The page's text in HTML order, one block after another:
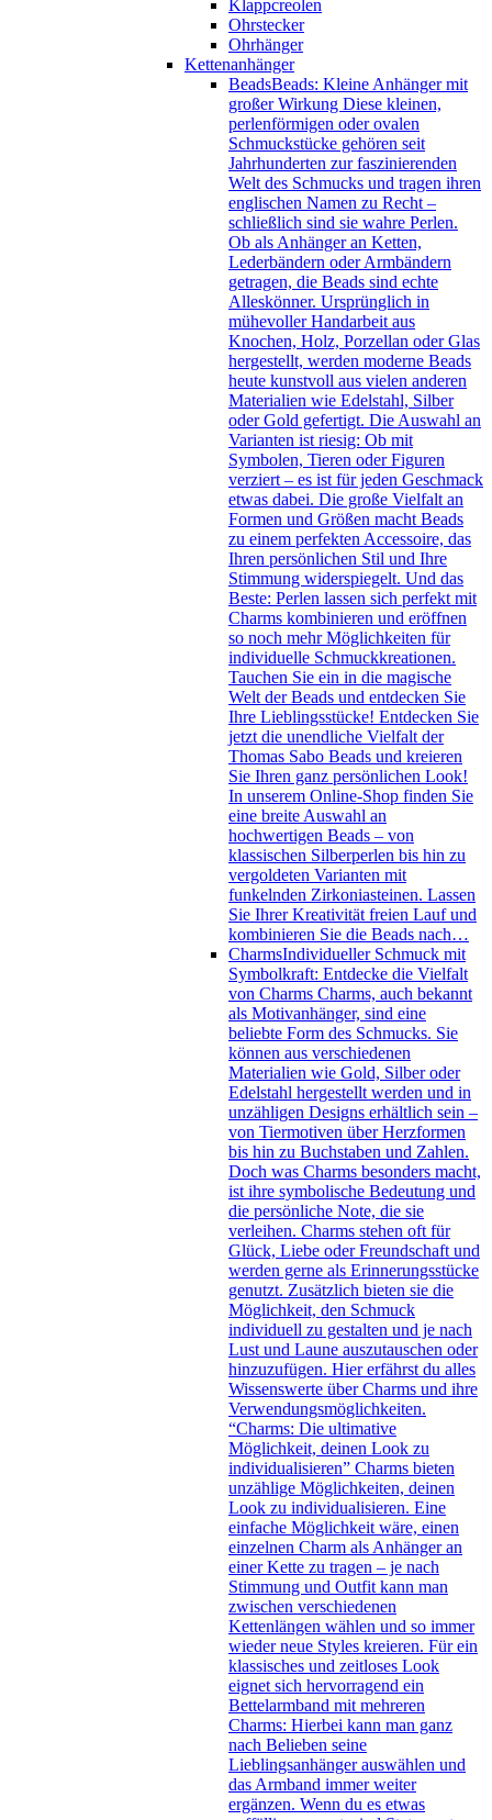
Klappcreolen
Ohrstecker
Ohrhänger
Kettenanhänger
BeadsBeads: Kleine Anhänger mit
großer Wirkung Diese kleinen,
perlenförmigen oder ovalen
Schmuckstücke gehören seit
Jahrhunderten zur faszinierenden
Welt des Schmucks und tragen ihren
englischen Namen zu Recht –
schließlich sind sie wahre Perlen.
Ob als Anhänger an Ketten,
Lederbändern oder Armbändern
getragen, die Beads sind echte
Alleskönner. Ursprünglich in
mühevoller Handarbeit aus
Knochen, Holz, Porzellan oder Glas
hergestellt, werden moderne Beads
heute kunstvoll aus vielen anderen
Materialien wie Edelstahl, Silber
oder Gold gefertigt. Die Auswahl an
Varianten ist riesig: Ob mit
Symbolen, Tieren oder Figuren
verziert – es ist für jeden Geschmack
etwas dabei. Die große Vielfalt an
Formen und Größen macht Beads
zu einem perfekten Accessoire, das
Ihren persönlichen Stil und Ihre
Stimmung widerspiegelt. Und das
Beste: Perlen lassen sich perfekt mit
Charms kombinieren und eröffnen
so noch mehr Möglichkeiten für
individuelle Schmuckkreationen.
Tauchen Sie ein in die magische
Welt der Beads und entdecken Sie
Ihre Lieblingsstücke! Entdecken Sie
jetzt die unendliche Vielfalt der
Thomas Sabo Beads und kreieren
Sie Ihren ganz persönlichen Look!
In unserem Online-Shop finden Sie
eine breite Auswahl an
hochwertigen Beads – von
klassischen Silberperlen bis hin zu
vergoldeten Varianten mit
funkelnden Zirkoniasteinen. Lassen
Sie Ihrer Kreativität freien Lauf und
kombinieren Sie die Beads nach…
CharmsIndividueller Schmuck mit
Symbolkraft: Entdecke die Vielfalt
von Charms Charms, auch bekannt
als Motivanhänger, sind eine
beliebte Form des Schmucks. Sie
können aus verschiedenen
Materialien wie Gold, Silber oder
Edelstahl hergestellt werden und in
unzähligen Designs erhältlich sein –
von Tiermotiven über Herzformen
bis hin zu Buchstaben und Zahlen.
Doch was Charms besonders macht,
ist ihre symbolische Bedeutung und
die persönliche Note, die sie
verleihen. Charms stehen oft für
Glück, Liebe oder Freundschaft und
werden gerne als Erinnerungsstücke
genutzt. Zusätzlich bieten sie die
Möglichkeit, den Schmuck
individuell zu gestalten und je nach
Lust und Laune auszutauschen oder
hinzuzufügen. Hier erfährst du alles
Wissenswerte über Charms und ihre
Verwendungsmöglichkeiten.
“Charms: Die ultimative
Möglichkeit, deinen Look zu
individualisieren” Charms bieten
unzählige Möglichkeiten, deinen
Look zu individualisieren. Eine
einfache Möglichkeit wäre, einen
einzelnen Charm als Anhänger an
einer Kette zu tragen – je nach
Stimmung und Outfit kann man
zwischen verschiedenen
Kettenlängen wählen und so immer
wieder neue Styles kreieren. Für ein
klassisches und zeitloses Look
eignet sich hervorragend ein
Bettelarmband mit mehreren
Charms: Hierbei kann man ganz
nach Belieben seine
Lieblingsanhänger auswählen und
das Armband immer weiter
ergänzen. Wenn du es etwas